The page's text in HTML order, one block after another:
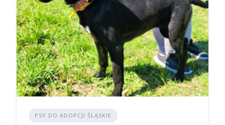
PSY DO ADOPCJI ŚLĄSKIE